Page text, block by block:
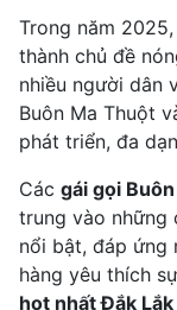
Trong năm 2025,
thành chủ đề
nhiều người dân
Buôn Ma Thuột
phát triển, đa
Các gái gọi
trung vào những
nổi bật, đáp ứng
hàng yêu thích
hot nhất Đắk Lắk